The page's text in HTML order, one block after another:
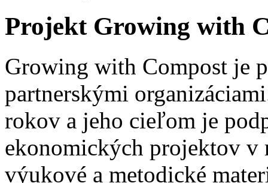
Projekt Growing with
Growing with Compost je
partnerskými
rokov a jeho cieľom je
ekonomických projektov v
výukové a metodické